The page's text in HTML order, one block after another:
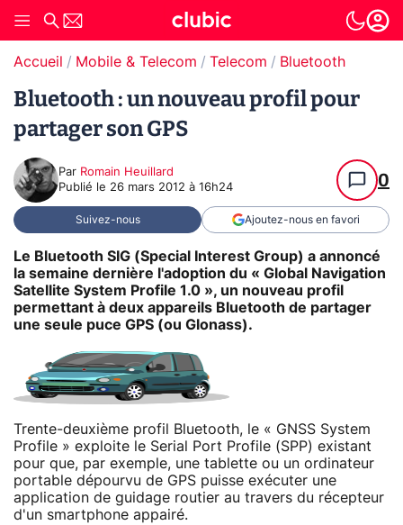
Accueil Mobile & Telecom Telecom Bluetooth
Bluetooth : un nouveau profil pour
partager son GPS
Par Romain Heuillard
Publié le 26 mars 2012 à 16h24 0
Suivez-nous Ajoutez-nous en favori
Le Bluetooth SIG (Special Interest Group) a annoncé
la semaine dernière l'adoption du « Global Navigation
Satellite System Profile 1.0 », un nouveau profil
permettant à deux appareils Bluetooth de partager
une seule puce GPS (ou Glonass).
Trente-deuxième profil Bluetooth, le « GNSS System
Profile » exploite le Serial Port Profile (SPP) existant
pour que, par exemple, une tablette ou un ordinateur
portable dépourvu de GPS puisse exécuter une
application de guidage routier au travers du récepteur
d'un smartphone appairé.